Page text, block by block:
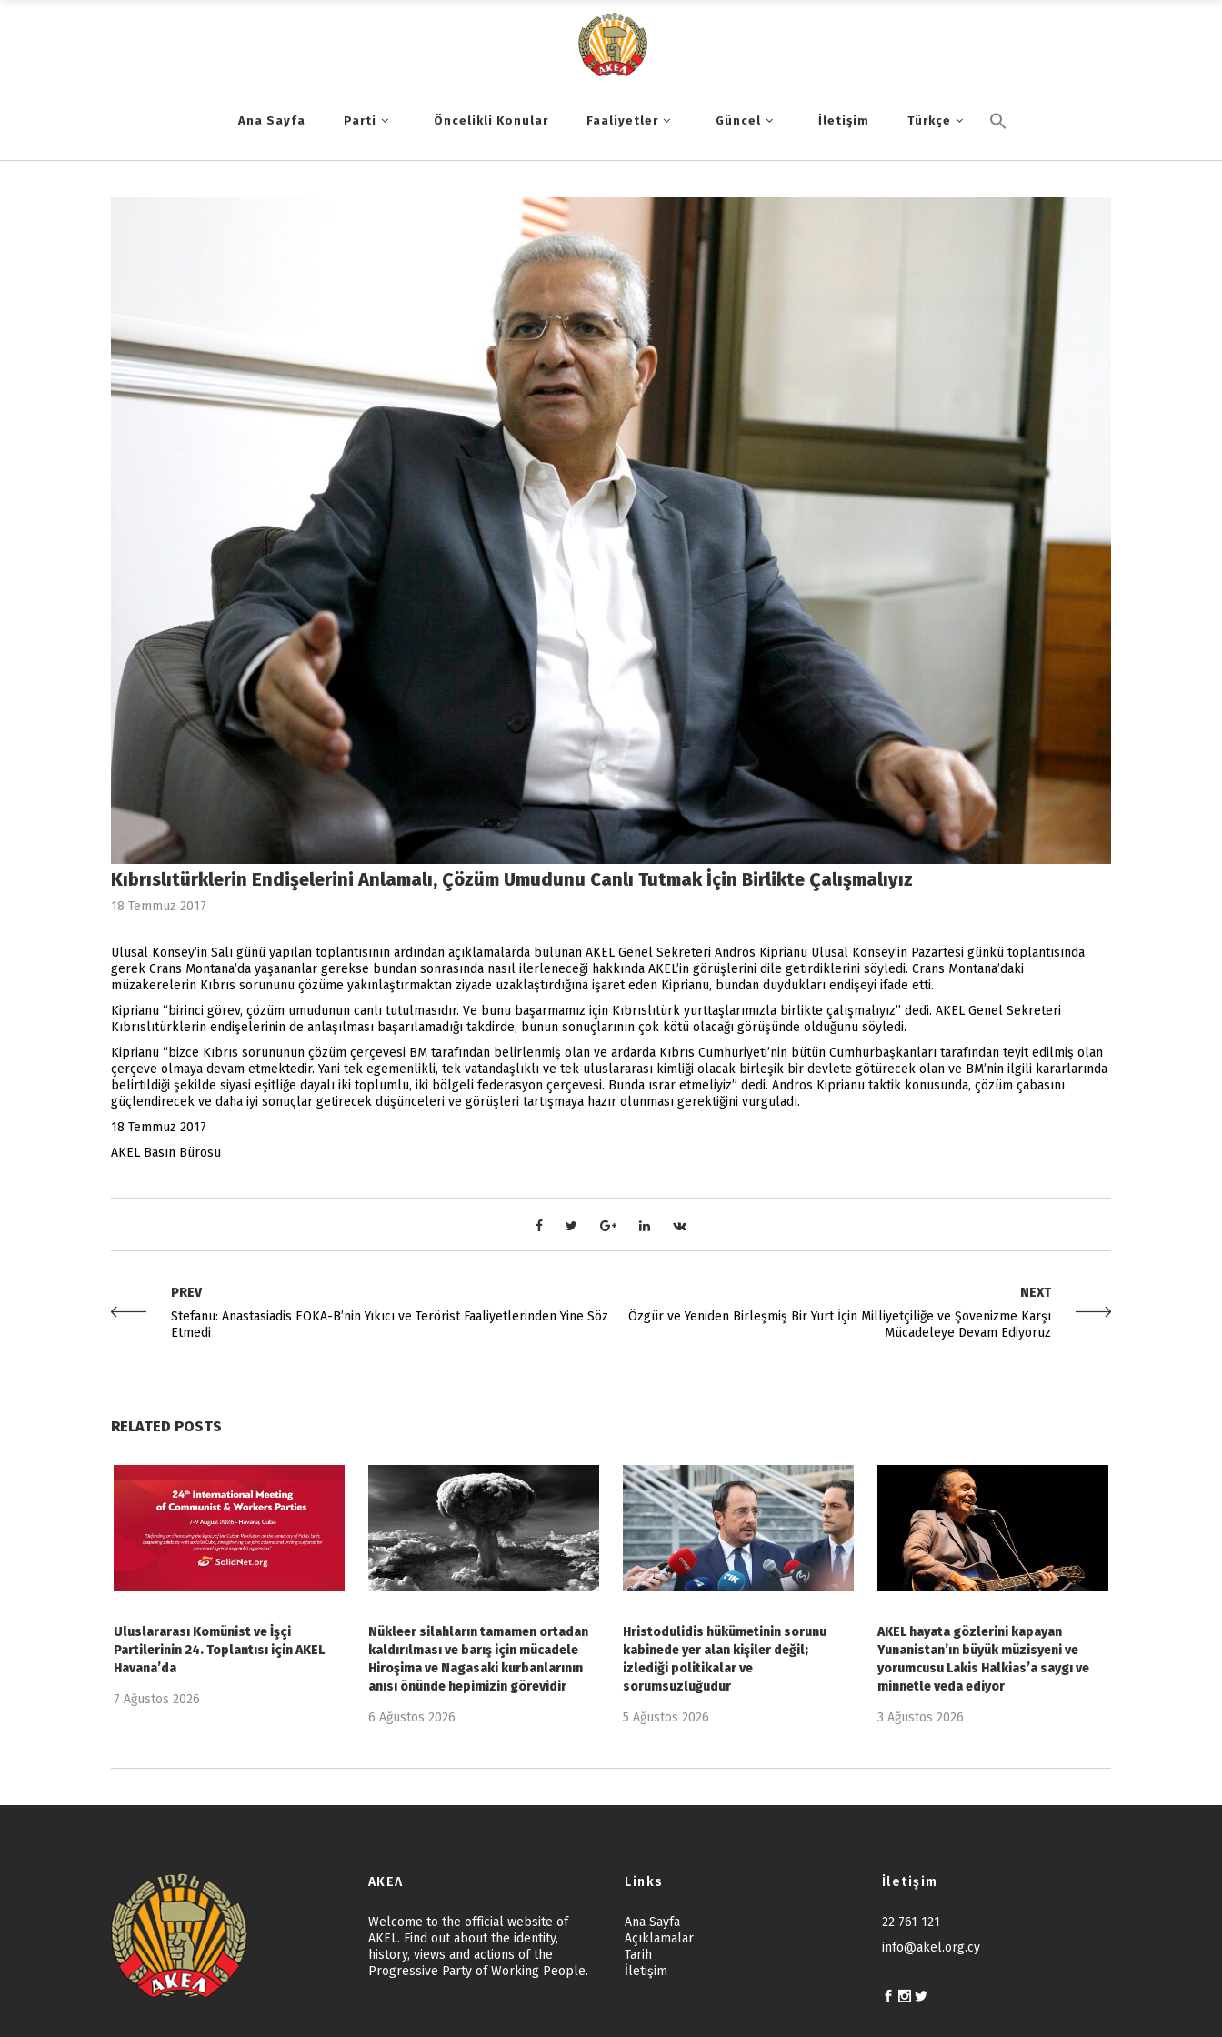
Ana Sayfa Parti Öncelikli Konular Faaliyetler Güncel İletişim Türkçe
Kıbrıslıtürklerin Endişelerini Anlamalı, Çözüm Umudunu Canlı Tutmak İçin Birlikte Çalışmalıyız
18 Temmuz 2017
Ulusal Konsey’in Salı günü yapılan toplantısının ardından açıklamalarda bulunan AKEL Genel Sekreteri Andros Kiprianu Ulusal Konsey’in Pazartesi günkü toplantısında
gerek Crans Montana’da yaşananlar gerekse bundan sonrasında nasıl ilerleneceği hakkında AKEL’in görüşlerini dile getirdiklerini söyledi. Crans Montana’daki
müzakerelerin Kıbrıs sorununu çözüme yakınlaştırmaktan ziyade uzaklaştırdığına işaret eden Kiprianu, bundan duydukları endişeyi ifade etti.
Kiprianu “birinci görev, çözüm umudunun canlı tutulmasıdır. Ve bunu başarmamız için Kıbrıslıtürk yurttaşlarımızla birlikte çalışmalıyız” dedi. AKEL Genel Sekreteri
Kıbrıslıtürklerin endişelerinin de anlaşılması başarılamadığı takdirde, bunun sonuçlarının çok kötü olacağı görüşünde olduğunu söyledi.
Kiprianu “bizce Kıbrıs sorununun çözüm çerçevesi BM tarafından belirlenmiş olan ve ardarda Kıbrıs Cumhuriyeti’nin bütün Cumhurbaşkanları tarafından teyit edilmiş olan
çerçeve olmaya devam etmektedir. Yani tek egemenlikli, tek vatandaşlıklı ve tek uluslararası kimliği olacak birleşik bir devlete götürecek olan ve BM’nin ilgili kararlarında
belirtildiği şekilde siyasi eşitliğe dayalı iki toplumlu, iki bölgeli federasyon çerçevesi. Bunda ısrar etmeliyiz” dedi. Andros Kiprianu taktik konusunda, çözüm çabasını
güçlendirecek ve daha iyi sonuçlar getirecek düşünceleri ve görüşleri tartışmaya hazır olunması gerektiğini vurguladı.
18 Temmuz 2017
AKEL Basın Bürosu
PREV
Stefanu: Anastasiadis EOKA-B’nin Yıkıcı ve Terörist Faaliyetlerinden Yine Söz
Etmedi
NEXT
Özgür ve Yeniden Birleşmiş Bir Yurt İçin Milliyetçiliğe ve Şovenizme Karşı
Mücadeleye Devam Ediyoruz
RELATED POSTS
Uluslararası Komünist ve İşçi
Partilerinin 24. Toplantısı için AKEL
Havana’da
7 Ağustos 2026
Nükleer silahların tamamen ortadan
kaldırılması ve barış için mücadele
Hiroşima ve Nagasaki kurbanlarının
anısı önünde hepimizin görevidir
6 Ağustos 2026
Hristodulidis hükümetinin sorunu
kabinede yer alan kişiler değil;
izlediği politikalar ve
sorumsuzluğudur
5 Ağustos 2026
AKEL hayata gözlerini kapayan
Yunanistan’ın büyük müzisyeni ve
yorumcusu Lakis Halkias’a saygı ve
minnetle veda ediyor
3 Ağustos 2026
ΑΚΕΛ
Welcome to the official website of
AKEL. Find out about the identity,
history, views and actions of the
Progressive Party of Working People.
Links
Ana Sayfa
Açıklamalar
Tarih
İletişim
İletişim
22 761 121
info@akel.org.cy